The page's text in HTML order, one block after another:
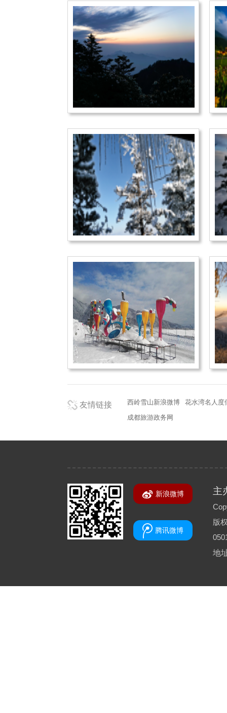
友情链接 西岭雪山新浪微博
花水湾名人度
成都旅游政务网
新浪微博
腾讯微博
主
版
地